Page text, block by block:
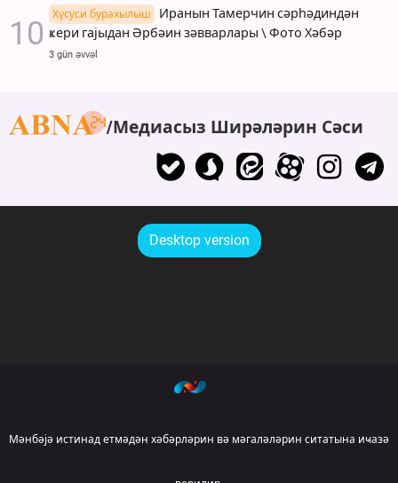
Хүсуси бурахылыш
Иранын Тамерчин сәрһәдиндән
ҝери гајыдан Әрбәин зәвварлары \ Фото Хәбәр
3 gün əvvəl
Медиасыз Ширәләрин Сәси
Desktop version
Мәнбәјә истинад етмәдән хәбәрләрин вә мәгаләләрин ситатына иҹазә